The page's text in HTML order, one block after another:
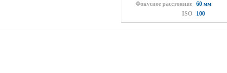
Фокусное расстояние
60 мм
ISO
100